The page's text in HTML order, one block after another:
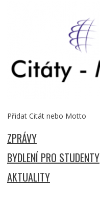
Přidat Citát nebo Motto
ZPRÁVY
BYDLENÍ PRO STUDENTY
AKTUALITY